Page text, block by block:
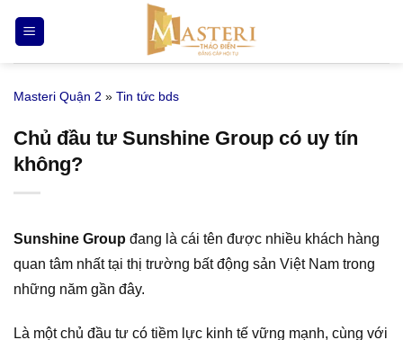
qua
nội
Masteri Quận 2 » Tin tức bds
Chủ đầu tư Sunshine Group có uy tín
không?
Sunshine Group đang là cái tên được nhiều khách hàng
quan tâm nhất tại thị trường bất động sản Việt Nam trong
những năm gần đây.
Là một chủ đầu tư có tiềm lực kinh tế vững mạnh, cùng với